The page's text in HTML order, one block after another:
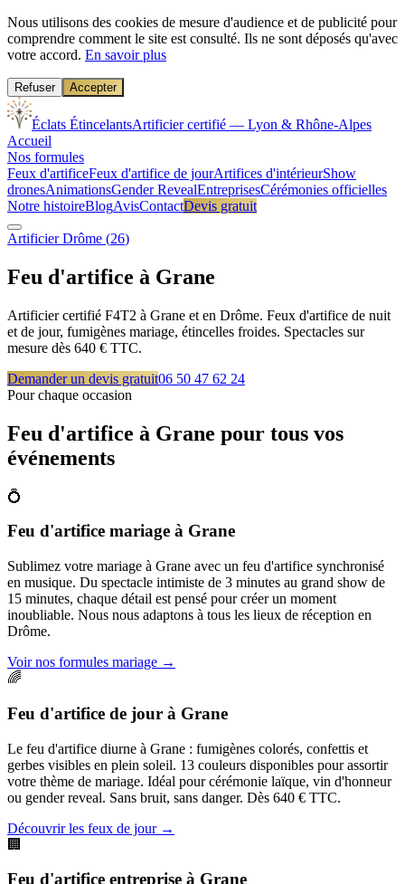
Nous utilisons des cookies de mesure d'audience et de publicité pour
comprendre comment le site est consulté. Ils ne sont déposés qu'avec
votre accord. En savoir plus
Refuser Accepter
Éclats ÉtincelantsArtificier certifié — Lyon & Rhône-Alpes
Accueil
Nos formules
Feux d'artificeFeux d'artifice de jourArtifices d'intérieurShow
dronesAnimationsGender RevealEntreprisesCérémonies officielles
Notre histoireBlogAvisContactDevis gratuit
ArtificierDrôme (26)
Feu d'artifice à Grane
Artificier certifié F4T2 à Grane et en Drôme. Feux d'artifice de nuit
et de jour, fumigènes mariage, étincelles froides. Spectacles sur
mesure dès 640 € TTC.
Demander un devis gratuit06 50 47 62 24
Pour chaque occasion
Feu d'artifice à Grane pour tous vos
événements
💍
Feu d'artifice mariage à Grane
Sublimez votre mariage à Grane avec un feu d'artifice synchronisé
en musique. Du spectacle intimiste de 3 minutes au grand show de
15 minutes, chaque détail est pensé pour créer un moment
inoubliable. Nous nous adaptons à tous les lieux de réception en
Drôme.
Voir nos formules mariage →
🌈
Feu d'artifice de jour à Grane
Le feu d'artifice diurne à Grane : fumigènes colorés, confettis et
gerbes visibles en plein soleil. 13 couleurs disponibles pour assortir
votre thème de mariage. Idéal pour cérémonie laïque, vin d'honneur
ou gender reveal. Sans bruit, sans danger. Dès 640 € TTC.
Découvrir les feux de jour→
🏢
Feu d'artifice entreprise à Grane